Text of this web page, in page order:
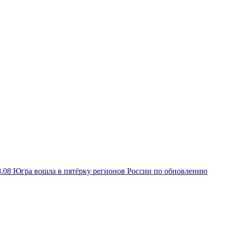
Югра вошла в пятёрку регионов России по обновлению